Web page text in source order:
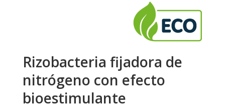
Rizobacteria fijadora de
nitrógeno con efecto
bioestimulante